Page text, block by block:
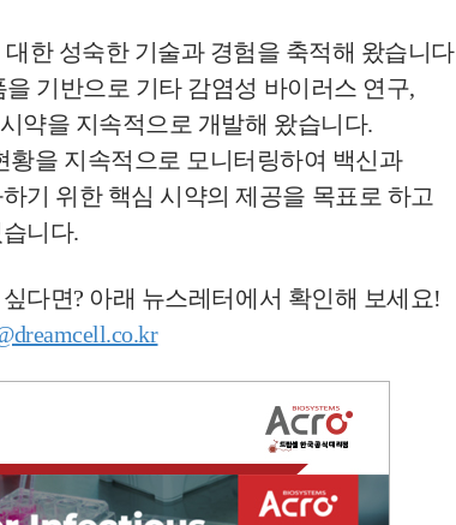
대한 성숙한 기술과 경험을 축적해 왔습니다
기반으로 기타 감염성 바이러스 연구,
약을 지속적으로 개발해 왔습니다.
황을 지속적으로 모니터링하여 백신과
기 위한 핵심 시약의 제공을 목표로 하고
니다.
다면? 아래 뉴스레터에서 확인해 보세요!